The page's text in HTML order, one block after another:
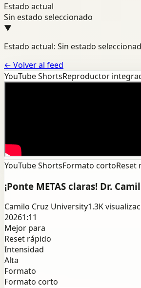
Estado actual
Sin estado seleccionado
▼
Estado actual: Sin estado
← Volver al feed
YouTube ShortsReproductor
YouTube ShortsFormato cortoReset
¡Ponte METAS claras! Dr.
Camilo Cruz University1.3K
20261:11
Mejor para
Reset rápido
Intensidad
Alta
Formato
Formato corto